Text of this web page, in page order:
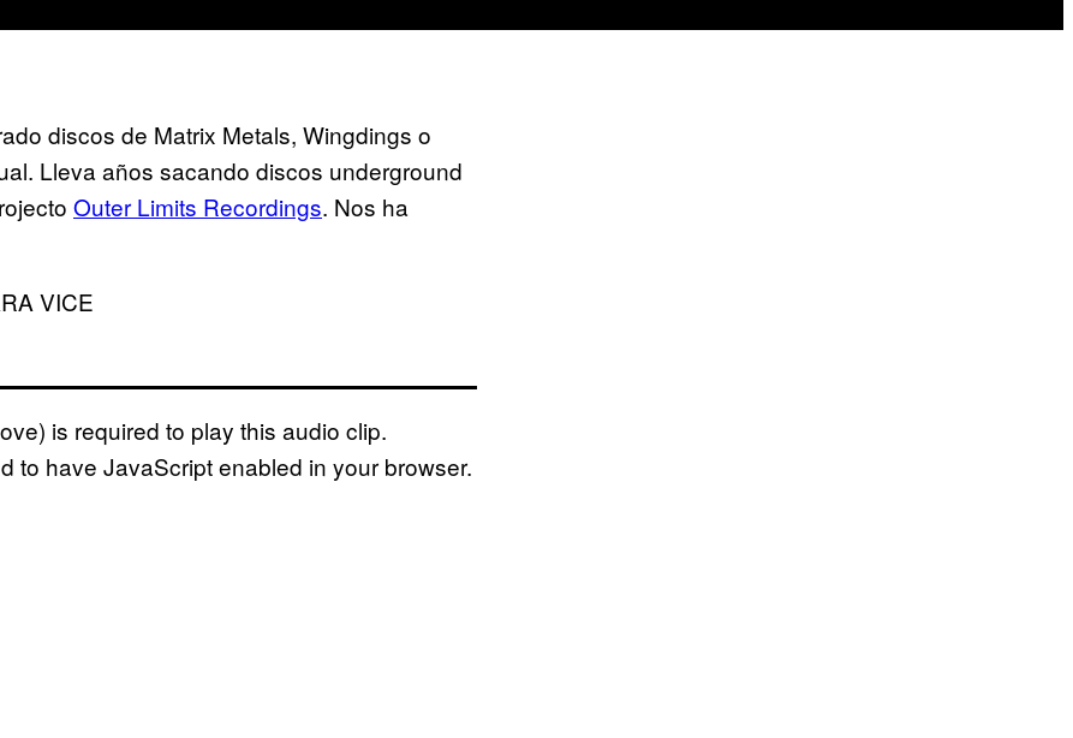
discos de Matrix Metals, Wingdings o
Lleva años sacando discos underground
Outer Limits Recordings. Nos ha
VICE
is required to play this audio clip.
to have JavaScript enabled in your browser.